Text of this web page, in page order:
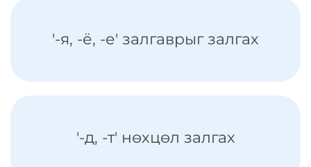
'-я, -ё, -е' залгаврыг залгах
'-д, -т' нөхцөл залгах